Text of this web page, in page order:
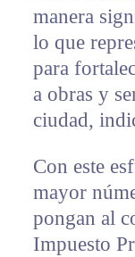
manera
lo que
para
a obras y
ciudad,
Con este
mayor
pongan al
Impuesto